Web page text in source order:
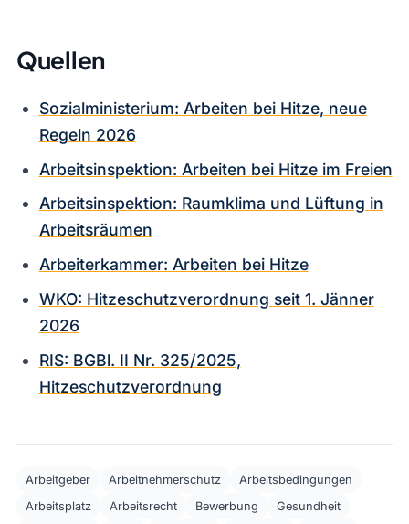
Quellen
Sozialministerium: Arbeiten bei Hitze, neue
Regeln 2026
Arbeitsinspektion: Arbeiten bei Hitze im Freien
Arbeitsinspektion: Raumklima und Lüftung in
Arbeitsräumen
Arbeiterkammer: Arbeiten bei Hitze
WKO: Hitzeschutzverordnung seit 1. Jänner
2026
RIS: BGBl. II Nr. 325/2025,
Hitzeschutzverordnung
Arbeitgeber Arbeitnehmerschutz
Arbeitsbedingungen
Arbeitsplatz
Arbeitsrecht Bewerbung
Gesundheit